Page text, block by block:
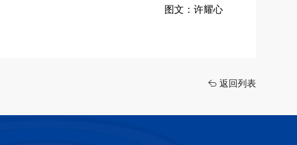
图文：许耀心
返回列表